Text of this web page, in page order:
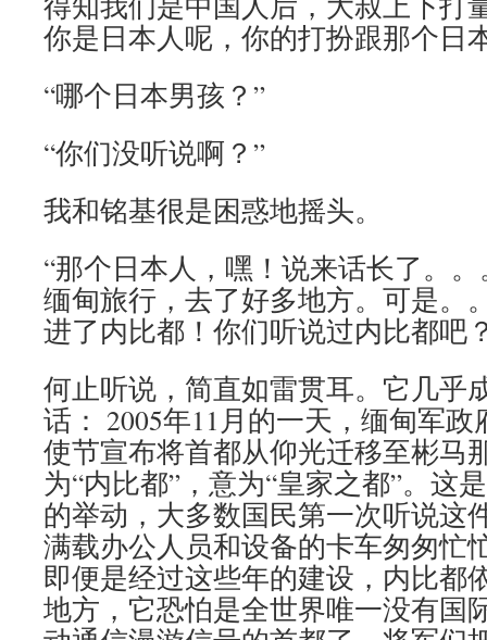
你是日本人呢，你的打扮跟那个日
“哪个日本男孩？”
“你们没听说啊？”
我和铭基很是困惑地摇头。
“那个日本人，嘿！说来话长了。
缅甸旅行，去了好多地方。可是。
进了内比都！你们听说过内比都吧
何止听说，简直如雷贯耳。它几乎
话： 2005年11月的一天，缅甸军
使节宣布将首都从仰光迁移至彬马
为“内比都”，意为“皇家之都”。这
的举动，大多数国民第一次听说这
满载办公人员和设备的卡车匆匆忙
即便是经过这些年的建设，内比都
地方，它恐怕是全世界唯一没有国